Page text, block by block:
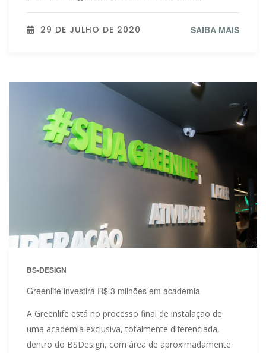
29 DE JULHO DE 2020 SAIBA MAIS
BS-DESIGN
Greenlife investirá R$ 3 milhões em academia
A Greenlife está no processo final de instalação de
uma academia exclusiva, totalmente diferenciada,
dentro do BSDesign, com área de aproximadamente